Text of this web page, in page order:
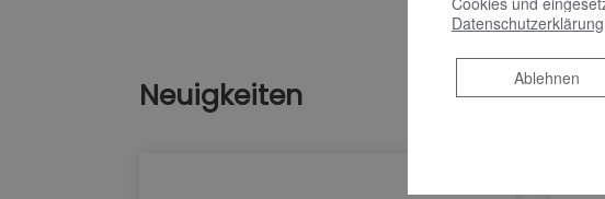
Neuigkeiten
Datenschutzerklärung
Ablehnen
Ablehnen